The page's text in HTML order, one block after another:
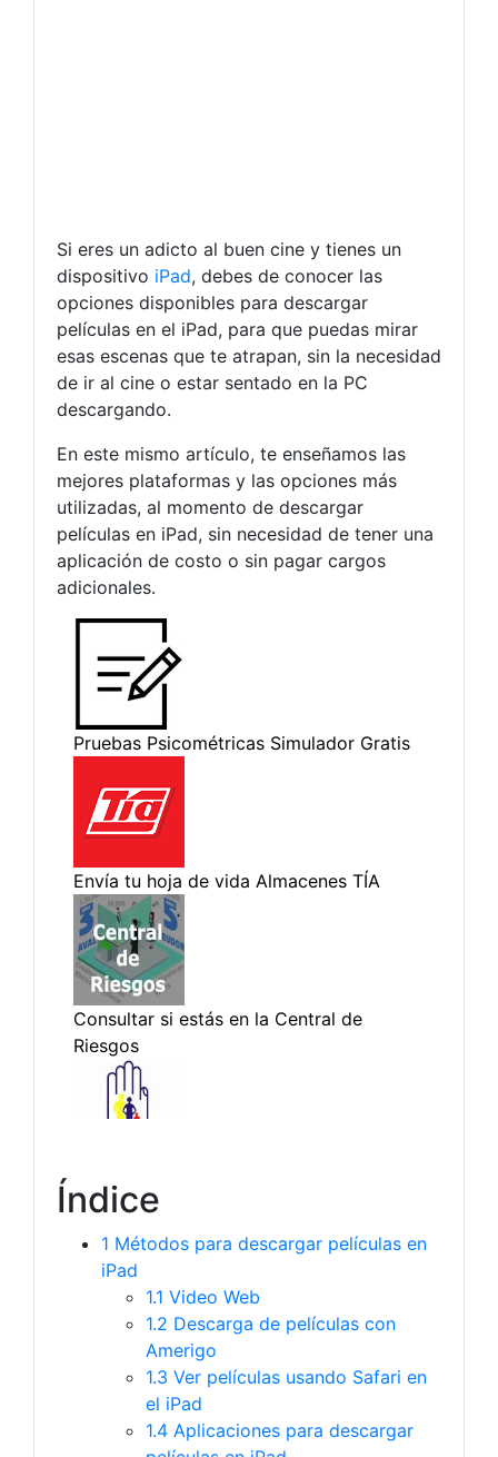
Si eres un adicto al buen cine y tienes un
dispositivo iPad, debes de conocer las
opciones disponibles para descargar
películas en el iPad, para que puedas mirar
esas escenas que te atrapan, sin la necesidad
de ir al cine o estar sentado en la PC
descargando.
En este mismo artículo, te enseñamos las
mejores plataformas y las opciones más
utilizadas, al momento de descargar
películas en iPad, sin necesidad de tener una
aplicación de costo o sin pagar cargos
adicionales.
Índice
1 Métodos para descargar películas en
iPad
1.1 Video Web
1.2 Descarga de películas con
Amerigo
1.3 Ver películas usando Safari en
el iPad
1.4 Aplicaciones para descargar